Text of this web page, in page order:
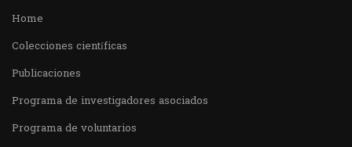
Home
Colecciones científicas
Publicaciones
Programa de investigadores asociados
Programa de voluntarios